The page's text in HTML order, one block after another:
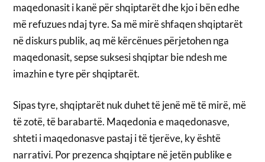
maqedonasit i kanë për shqiptarët dhe kjo i bën edhe
më refuzues ndaj tyre. Sa më mirë shfaqen shqiptarët
në diskurs publik, aq më kërcënues përjetohen nga
maqedonasit, sepse suksesi shqiptar bie ndesh me
imazhin e tyre për shqiptarët.
Sipas tyre, shqiptarët nuk duhet të jenë më të mirë, më
të zotë, të barabartë. Maqedonia e maqedonasve,
shteti i maqedonasve pastaj i të tjerëve, ky është
narrativi. Por prezenca shqiptare në jetën publike e